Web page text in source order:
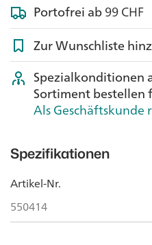
Portofrei ab99 CHF
Zur Wunschliste
Spezialkonditionen
Sortiment bestellen
Als Geschäftskunde
Spezifikationen
Artikel-Nr.
550414